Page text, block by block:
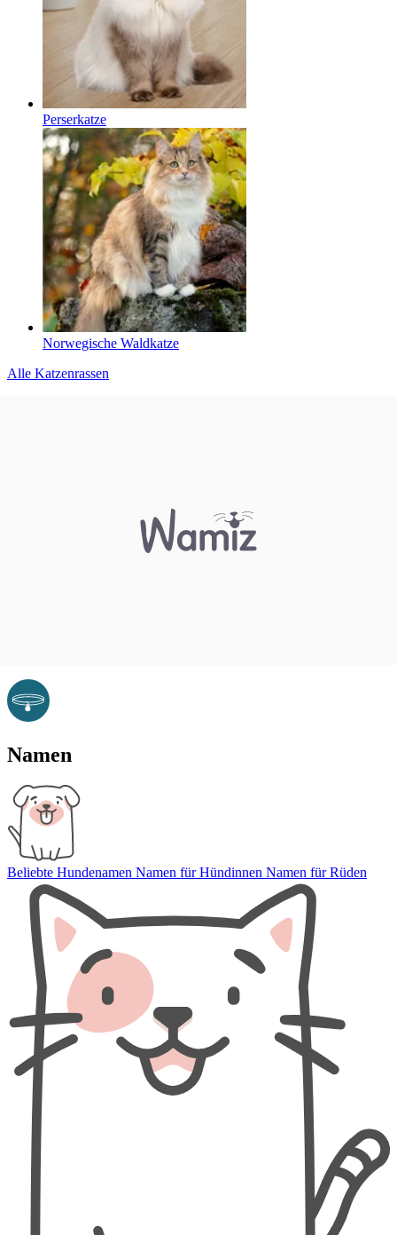
Perserkatze
Norwegische Waldkatze
Alle Katzenrassen
Namen
Beliebte Hundenamen Namen für Hündinnen Namen für Rüden